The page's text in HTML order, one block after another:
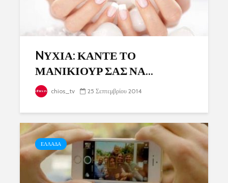
NΥΧΙΑ: ΚΑΝΤΕ ΤΟ
ΜΑΝΙΚΙΟΥΡ ΣΑΣ ΝΑ...
chios_tv 25 Σεπτεμβρίου 2014
ΕΛΛΑΔΑ